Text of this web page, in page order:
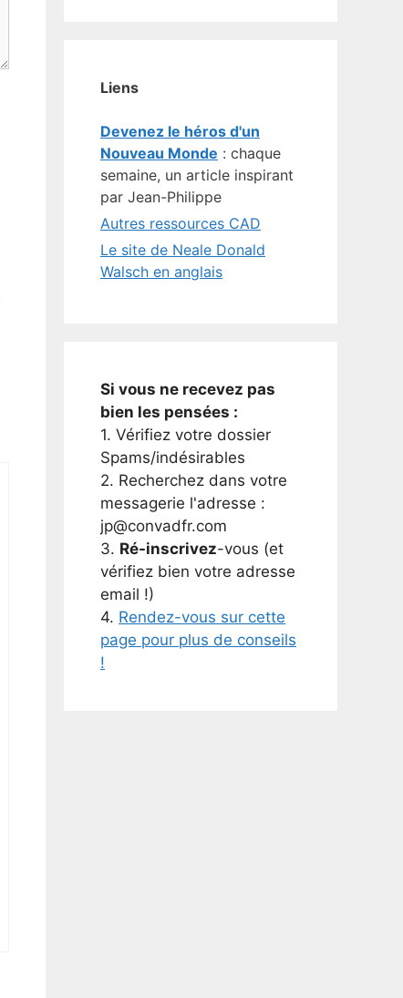
Liens
Devenez le héros d'un
Nouveau Monde : chaque
semaine, un article inspirant
par Jean-Philippe
Autres ressources CAD
Le site de Neale Donald
Walsch en anglais
Si vous ne recevez pas
bien les pensées :
1. Vérifiez votre dossier
Spams/indésirables
2. Recherchez dans votre
messagerie l'adresse :
jp@convadfr.com
3. Ré-inscrivez-vous (et
vérifiez bien votre adresse
email !)
4. Rendez-vous sur cette
page pour plus de conseils
!